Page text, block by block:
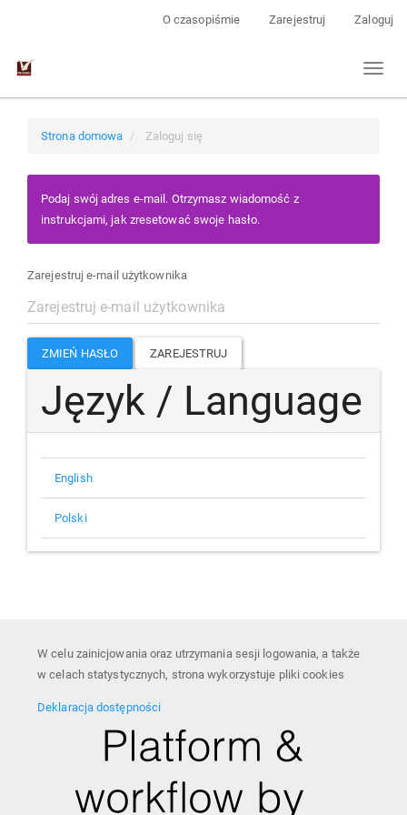
O czasopiśmie Zarejestruj Zaloguj
Toggle
Strona domowa Zaloguj się
Podaj swój adres e-mail. Otrzymasz wiadomość z
instrukcjami, jak zresetować swoje hasło.
Zarejestruj e-mail użytkownika
ZMIEŃ HASŁO ZAREJESTRUJ
Język / Language
English
Polski
W celu zainicjowania oraz utrzymania sesji logowania, a także
w celach statystycznych, strona wykorzystuje pliki cookies
Deklaracja dostępności